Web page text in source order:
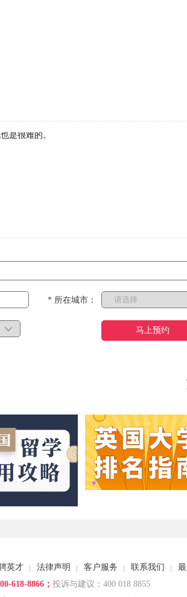
是很难的。
* 所在城市：
马上预约
英才 法律声明 客户服务 联系我们
618-8866； 投诉与建议：400 018 8855